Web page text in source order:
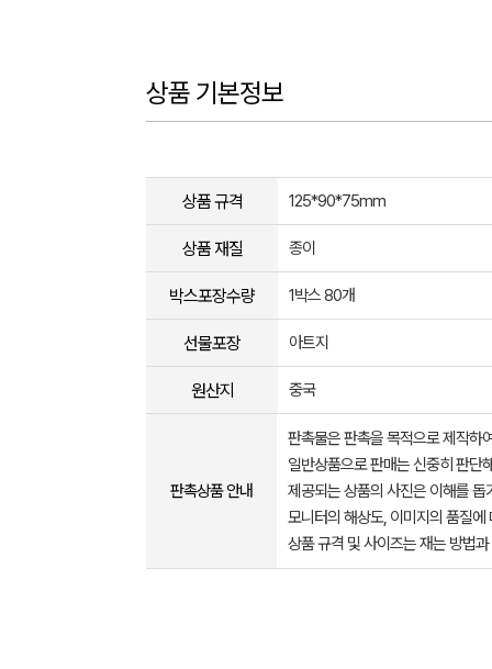
상품 기본정보
상품 규격 125*90*75mm
상품 재질 종이
박스포장수량 1박스 80개
선물포장 아트지
원산지 중국
판촉상품 안내
판촉물은 판촉을 목적으로 제작하
일반상품으로 판매는 신중히 판단
제공되는 상품의 사진은 이해를
모니터의 해상도, 이미지의 품질
상품 규격 및 사이즈는 재는 방법